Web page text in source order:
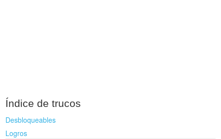
Índice de trucos
Desbloqueables
Logros